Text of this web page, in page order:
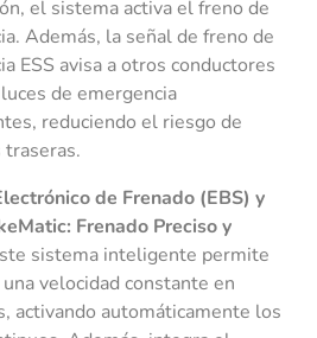
el sistema activa el freno de
Además, la señal de freno de
ESS avisa a otros conductores
de emergencia
reduciendo el riesgo de
de Frenado (EBS) y
Frenado Preciso y
sistema inteligente permite
velocidad constante en
activando automáticamente los